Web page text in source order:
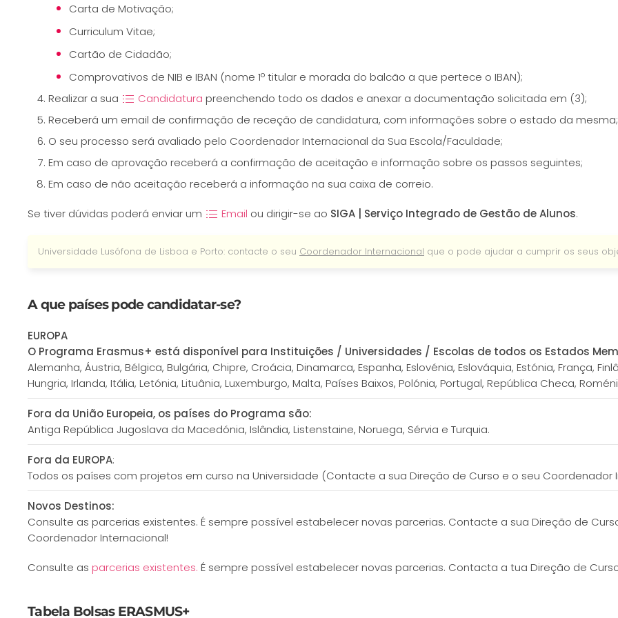
Carta de Motivação;
Curriculum Vitae;
Cartão de Cidadão;
Comprovativos de NIB e IBAN (nome 1º titular e morada do balcão a que pertece o IBAN);
Realizar a sua
Candidatura preenchendo todo os dados e anexar a documentação solicitada em (3);
Receberá um email de confirmação de receção de candidatura, com informações sobre o estado da mesma;
O seu processo será avaliado pelo Coordenador Internacional da Sua Escola/Faculdade;
Em caso de aprovação receberá a confirmação de aceitação e informação sobre os passos seguintes;
Em caso de não aceitação receberá a informação na sua caixa de correio.
Se tiver dúvidas poderá enviar um Email ou dirigir-se ao SIGA | Serviço Integrado de Gestão de Alunos.
Universidade Lusófona de Lisboa e Porto: contacte o seu Coordenador Internacional que o pode ajudar a cumprir os seus
A que países pode candidatar-se?
EUROPA
O Programa Erasmus+ está disponível para Instituições / Universidades / Escolas de todos os Estados
Alemanha, Áustria, Bélgica, Bulgária, Chipre, Croácia, Dinamarca, Espanha, Eslovénia, Eslováquia, Estónia, França,
Hungria, Irlanda, Itália, Letónia, Lituânia, Luxemburgo, Malta, Países Baixos, Polónia, Portugal, República Checa,
Fora da União Europeia, os países do Programa são:
Antiga República Jugoslava da Macedónia, Islândia, Listenstaine, Noruega, Sérvia e Turquia.
Fora da EUROPA:
Todos os países com projetos em curso na Universidade (Contacte a sua Direção de Curso e o seu Coordenador
Novos Destinos:
Consulte as parcerias existentes. É sempre possível estabelecer novas parcerias. Contacte a sua Direção de
Coordenador Internacional!
Consulte as parcerias existentes. É sempre possível estabelecer novas parcerias. Contacta a tua Direção de
Tabela Bolsas ERASMUS+